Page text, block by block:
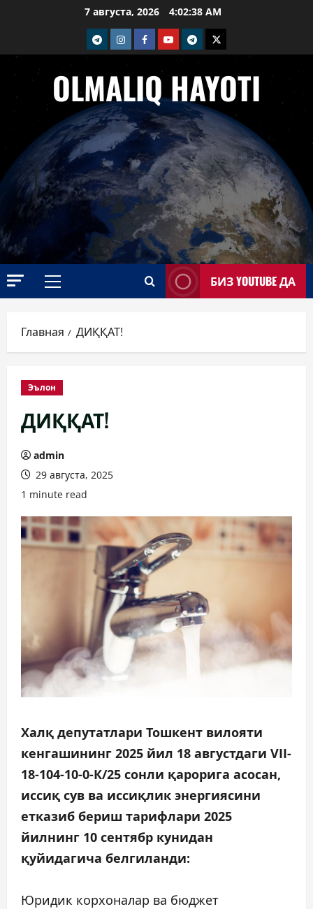
7 августа, 2026 4:02:39 AM
telegramInstagramFacebook
Youtubetelegram+
Twitter
OLMALIQ HAYOTI
Основное
БИЗ YOUTUBE ДА
Главная ДИҚҚАТ!
Эълон
ДИҚҚАТ!
admin
29 августа, 2025
1 minute read
Халқ депутатлари Тошкент вилояти
кенгашининг 2025 йил 18 августдаги VII-
18-104-10-0-К/25 сонли қарорига асосан,
иссиқ сув ва иссиқлик энергиясини
етказиб бериш тарифлари 2025
йилнинг 10 сентябр кунидан
қуйидагича белгиланди:
Юридик корхоналар ва бюджет